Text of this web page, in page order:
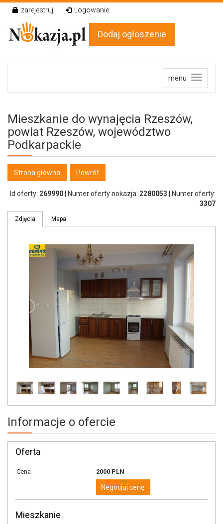
zarejestruj Logowanie
Dodaj ogłoszenie
menu
Mieszkanie do wynajęcia Rzeszów,
powiat Rzeszów, województwo
Podkarpackie
Strona główna Powrót
Id oferty: 269990 Numer oferty nokazja: 2280053
Numer oferty:
3307
Zdjęcia Mapa
Informacje o ofercie
Oferta
Cena 2000 PLN
Negocjuj cenę
Mieszkanie